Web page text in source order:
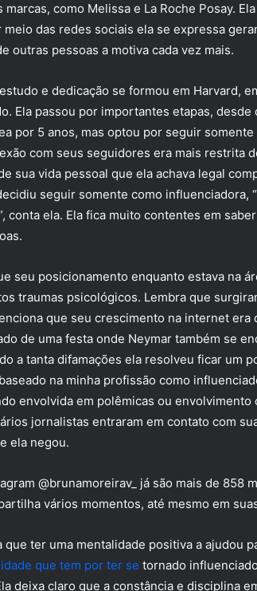
marcas, como Melissa e La Roche Posay.
meio das redes sociais ela se expressa
outras pessoas a motiva cada vez mais.
e dedicação se formou em Harvard,
Ela passou por importantes etapas,
por 5 anos, mas optou por seguir
com seus seguidores era mais restrita
sua vida pessoal que ela achava legal
seguir somente como influenciadora,
conta ela. Ela fica muito contentes em
seu posicionamento enquanto estava na
traumas psicológicos. Lembra que
que seu crescimento na internet
de uma festa onde Neymar também se
a tanta difamações ela resolveu ficar um
na minha profissão como
envolvida em polêmicas ou envolvimento
jornalistas entraram em contato com
ela negou.
@brunamoreirav_ já são mais de 858
vários momentos, até mesmo em
que ter uma mentalidade positiva a ajudou
que tem por ter se tornado
deixa claro que a constância e disciplina